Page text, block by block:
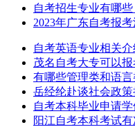
自考招生专业有哪
2023年广东自考报
自考英语专业相关介
茂名自考大专可以
有哪些管理类和语
岳经纶赴谈社会政
自考本科毕业申请
阳江自考本科考试